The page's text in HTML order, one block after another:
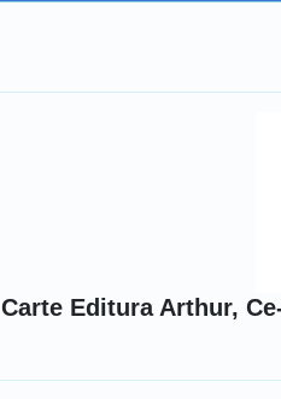
Carte Editura Arthur,